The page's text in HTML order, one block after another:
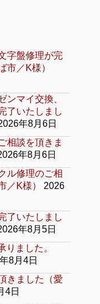
字盤修理が完
市／K様）
ンマイ交換、
了いたしまし
年8月6日
相談を頂きま
年8月6日
ル修理のご相
／K様）
2026
了いたしまし
年8月5日
りました。
8月4日
きました（愛
4日